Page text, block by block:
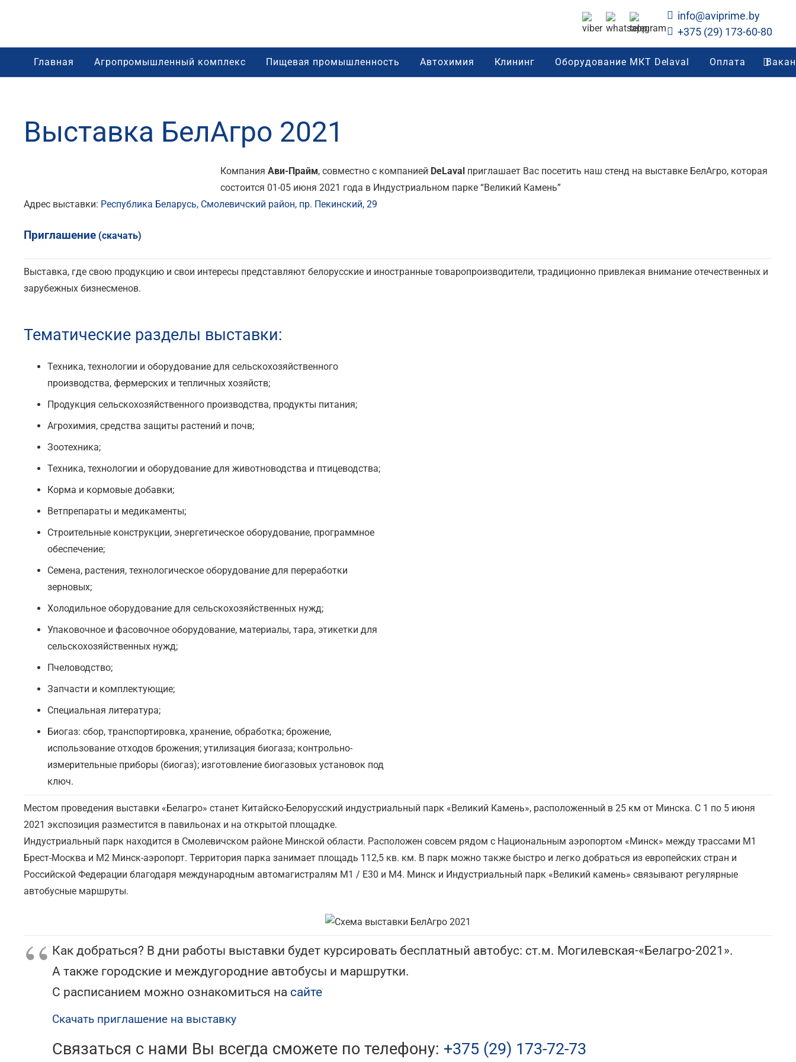
info@aviprime.by
+375 (29) 173-60-80
Главная Агропромышленный комплекс Пищевая промышленность Автохимия Клининг Оборудование МКТ Delaval Оплата
Выставка БелАгро 2021
Компания Ави-Прайм, совместно с компанией DeLaval приглашает Вас посетить наш стенд на выставке БелАгро, которая
состоится 01-05 июня 2021 года в Индустриальном парке “Великий Камень”
Адрес выставки: Республика Беларусь, Смолевичский район, пр. Пекинский, 29
Приглашение (скачать)
Выставка, где свою продукцию и свои интересы представляют белорусские и иностранные товаропроизводители, традиционно привлекая внимание отечественных и
зарубежных бизнесменов.
Тематические разделы выставки:
Техника, технологии и оборудование для сельскохозяйственного
производства, фермерских и тепличных хозяйств;
Продукция сельскохозяйственного производства, продукты питания;
Агрохимия, средства защиты растений и почв;
Зоотехника;
Техника, технологии и оборудование для животноводства и птицеводства;
Корма и кормовые добавки;
Ветпрепараты и медикаменты;
Строительные конструкции, энергетическое оборудование, программное
обеспечение;
Семена, растения, технологическое оборудование для переработки
зерновых;
Холодильное оборудование для сельскохозяйственных нужд;
Упаковочное и фасовочное оборудование, материалы, тара, этикетки для
сельскохозяйственных нужд;
Пчеловодство;
Запчасти и комплектующие;
Специальная литература;
Биогаз: сбор, транспортировка, хранение, обработка; брожение,
использование отходов брожения; утилизация биогаза; контрольно-
измерительные приборы (биогаз); изготовление биогазовых установок под
ключ.
Местом проведения выставки «Белагро» станет Китайско-Белорусский индустриальный парк «Великий Камень», расположенный в 25 км от Минска. С 1 по 5 июня
2021 экспозиция разместится в павильонах и на открытой площадке.
Индустриальный парк находится в Смолевичском районе Минской области. Расположен совсем рядом с Национальным аэропортом «Минск» между трассами М1
Брест-Москва и М2 Минск-аэропорт. Территория парка занимает площадь 112,5 кв. км. В парк можно также быстро и легко добраться из европейских стран и
Российской Федерации благодаря международным автомагистралям M1 / E30 и M4. Минск и Индустриальный парк «Великий камень» связывают регулярные
автобусные маршруты.
Как добраться? В дни работы выставки будет курсировать бесплатный автобус: ст.м. Могилевская-«Белагро-2021».
А также городские и междугородние автобусы и маршрутки.
С расписанием можно ознакомиться на сайте
Скачать приглашение на выставку
Связаться с нами Вы всегда сможете по телефону: +375 (29) 173-72-73